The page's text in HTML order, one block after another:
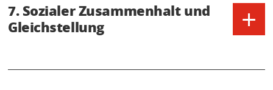
7. Sozialer Zusammenhalt und
Gleichstellung
+